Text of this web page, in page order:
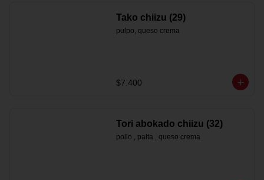
Tako chiizu (29)
pulpo, queso crema
$7.400
Tori abokado chiizu (32)
pollo , palta , queso crema